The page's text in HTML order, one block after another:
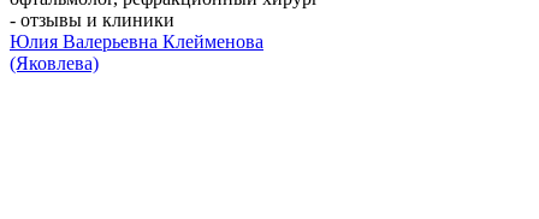
Юлия Валерьевна Клейменова
(Яковлева)